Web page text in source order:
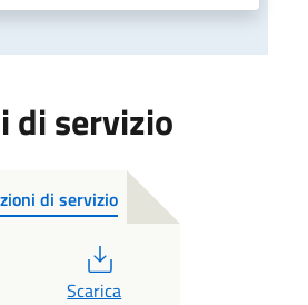
di servizio
di servizio
Scarica